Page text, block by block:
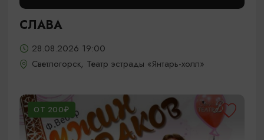
СЛАВА
28.08.2026 19:00
Светлогорск, Театр эстрады «Янтарь-холл»
ОТ 200₽